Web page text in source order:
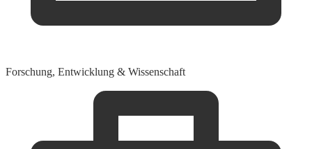
Forschung, Entwicklung & Wissenschaft